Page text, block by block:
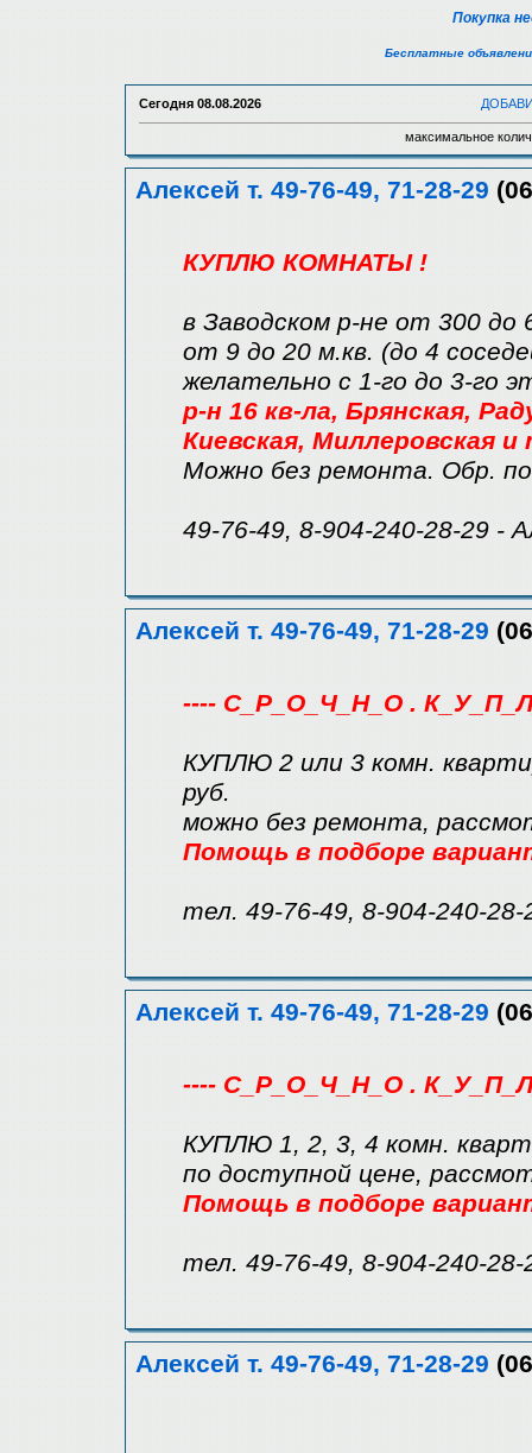
Покупка
Бесплатные
Сегодня 08.08.2026
максимальное
Алексей т. 49-76-49, 71-28-29
КУПЛЮ КОМНАТЫ !
в Заводском р-не от 300 до
от 9 до 20 м.кв. (до 4
желательно с 1-го до 3-го
р-н 16 кв-ла, Брянская,
Киевская, Миллеровская и
Можно без ремонта. Обр.
49-76-49, 8-904-240-28-29 -
Алексей т. 49-76-49, 71-28-29
---- С_Р_О_Ч_Н_О .
КУПЛЮ 2 или 3 комн.
руб.
можно без ремонта,
Помощь в подборе
тел. 49-76-49, 8-904-240-28-
Алексей т. 49-76-49, 71-28-29
---- С_Р_О_Ч_Н_О .
КУПЛЮ 1, 2, 3, 4 комн.
по доступной цене,
Помощь в подборе
тел. 49-76-49, 8-904-240-28-
Алексей т. 49-76-49, 71-28-29